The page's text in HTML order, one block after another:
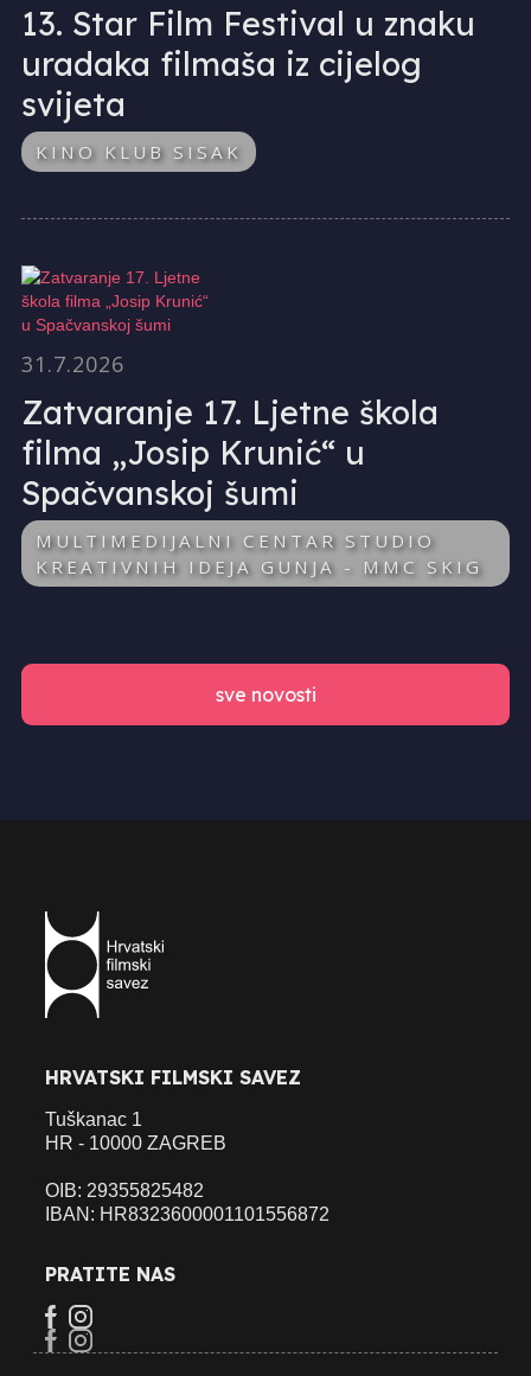
13. Star Film Festival u znaku
uradaka filmaša iz cijelog
svijeta
KINO KLUB SISAK
31.7.2026
Zatvaranje 17. Ljetne škola
filma „Josip Krunić“ u
Spačvanskoj šumi
MULTIMEDIJALNI CENTAR STUDIO
KREATIVNIH IDEJA GUNJA - MMC SKIG
sve novosti
HRVATSKI FILMSKI SAVEZ
Tuškanac 1
HR - 10000 ZAGREB
OIB: 29355825482
IBAN: HR8323600001101556872
PRATITE NAS